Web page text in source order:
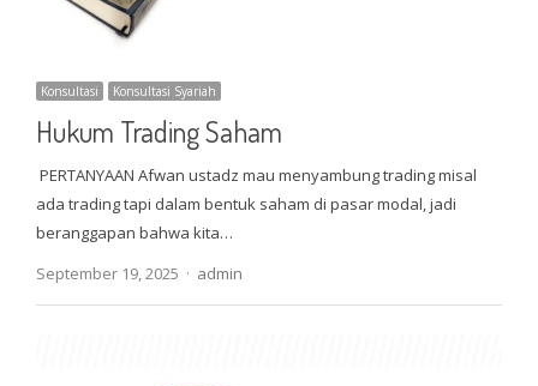
Konsultasi Konsultasi Syariah
Hukum Trading Saham
PERTANYAAN Afwan ustadz mau menyambung trading misal
ada trading tapi dalam bentuk saham di pasar modal, jadi
beranggapan bahwa kita…
September 19, 2025
Author
admin